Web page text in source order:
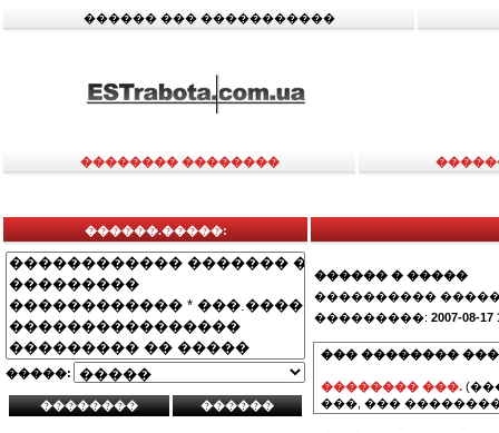
������ ��� �����������
�������� ��������
������.�����:
�����:
������ � �����
����������
���������: 2007-08-17
��� ��������
�������� ���.
���, ���